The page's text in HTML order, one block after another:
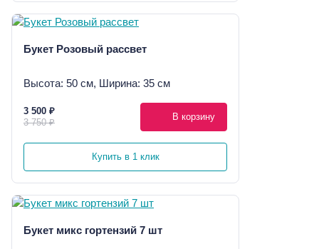
Букет Розовый рассвет
Высота: 50 см, Ширина: 35 см
3 500 ₽
3 750 ₽
В корзину
Купить в 1 клик
Букет микс гортензий 7 шт